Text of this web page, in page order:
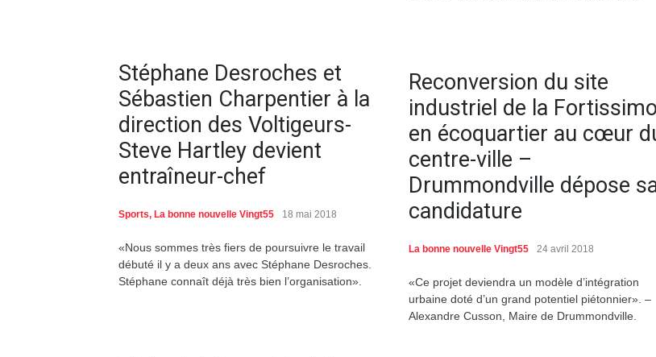
Stéphane Desroches et
Sébastien Charpentier à la
direction des Voltigeurs-
Steve Hartley devient
entraîneur-chef
Sports, La bonne nouvelle Vingt55 18 mai 2018
«Nous sommes très fiers de poursuivre le travail
débuté il y a deux ans avec Stéphane Desroches.
Stéphane connaît déjà très bien l’organisation».
Reconversion du site
industriel de la Fortissimo
en écoquartier au cœur
centre-ville –
Drummondville dépose
candidature
La bonne nouvelle Vingt55 24 avril 2018
«Ce projet deviendra un modèle d’intégration
urbaine doté d’un grand potentiel piétonnier». –
Alexandre Cusson, Maire de Drummondville.